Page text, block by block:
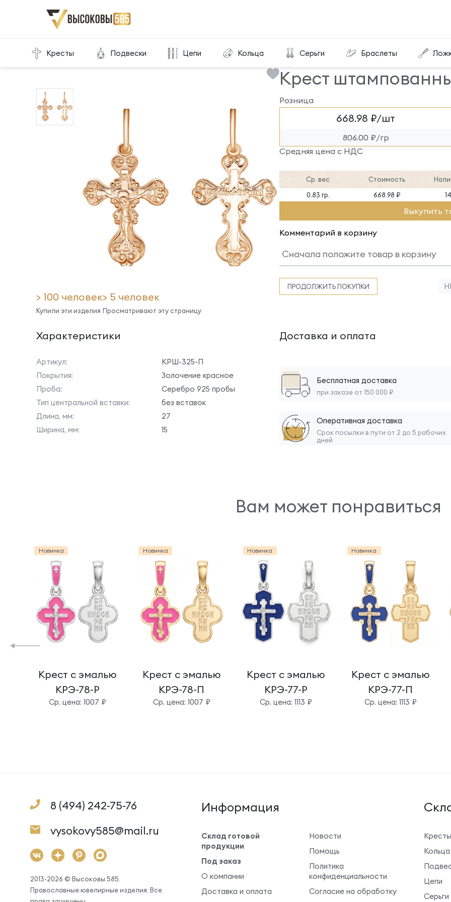
Кресты Подвески Цепи Кольца Серьги Браслеты
Главная Склад готовой продукции Крест штампованный КРШ-325-П
> 100 человек
Купили эти изделия
> 5 человек
Просматривают эту страницу
Крест
Розница
668.98 ₽/шт
806.00 ₽/гр
Средняя цена с НДС
Ср. вес Стоимость
0.83 гр.
668.98 ₽ 14
Выкупить
Комментарий в корзину
ПРОДОЛЖИТЬ ПОКУПКИ
Характеристики
Артикул:
КРШ-325-П
Покрытия:
Золочение красное
Проба:
Серебро 925 пробы
Тип центральной вставки:
без вставок
Длина, мм:
27
Ширина, мм:
15
Доставка и оплата
Бесплатная доставка
при заказе от 150 000 ₽
Оперативная доставка
Срок посылки в пути от 2 до 5 рабочих
дней
Вам может понравиться
Новинка
Крест с эмалью
КРЭ-78-Р
Cр. цена: 1007 ₽
Новинка
Крест с эмалью
КРЭ-78-П
Cр. цена: 1007 ₽
Новинка
Крест с эмалью
КРЭ-77-Р
Cр. цена: 1113 ₽
Новинка
Крест с эмалью
КРЭ-77-П
Cр. цена: 1113 ₽
8 (494) 242-75-76
vysokovy585@mail.ru
2013-2026 © Высоковы 585.
Православные ювелирные изделия. Все
Информация
Склад готовой
продукции
Под заказ
О компании
Доставка и оплата
Новости
Помощь
Политика
конфиденциальности
Согласие на обработку
Кресты
Кольца
Цепи
Серьги